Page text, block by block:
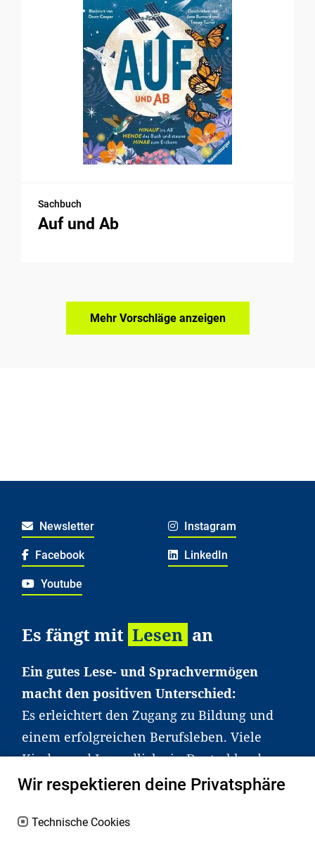
Sachbuch
Auf und Ab
Mehr Vorschläge anzeigen
Newsletter Instagram
Facebook LinkedIn
Youtube
Es fängt mit Lesen an
Ein gutes Lese- und Sprachvermögen
macht den positiven Unterschied:
Es erleichtert den Zugang zu Bildung und
einem erfolgreichen Berufsleben. Viele
Kinder und Jugendliche in Deutschland
haben aber große Schwierigkeiten dabei.
an Familien sowie an Erzieher*innen,
Wir respektieren deine Privatsphäre
Technische Cookies